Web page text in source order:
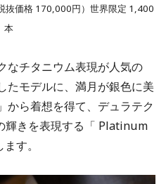
価格 170,000円）世界限定 1,400
本
なチタニウム表現が人気の
たモデルに、満月が銀⾊に美
から着想を得て、デュラテク
輝きを表現する「 Platinum
す。